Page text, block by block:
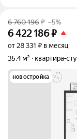
6 760 196₽ –5%
6 422 186₽
от 28 331 ₽ в месяц
35,4 м²
квартира-
новостройка